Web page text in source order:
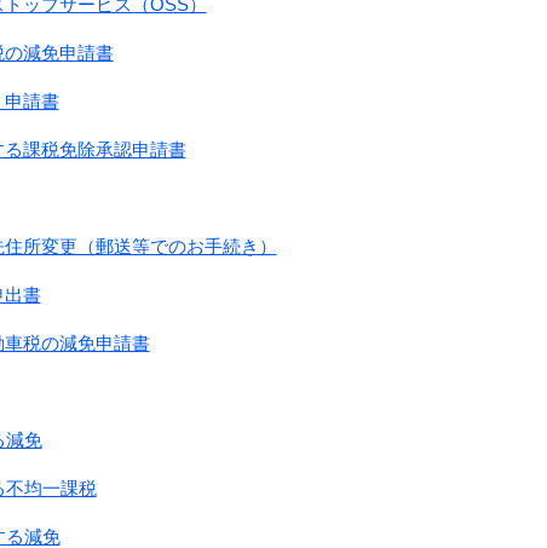
ップサービス（OSS）
減免申請書
申請書
課税免除承認申請書
所変更（郵送等でのお手続き）
書
税の減免申請書
減免
均一課税
減免